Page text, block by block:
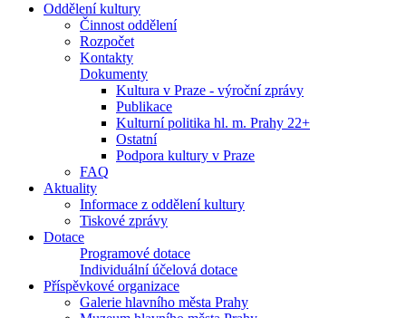
Oddělení kultury
Činnost oddělení
Rozpočet
Kontakty
Dokumenty
Kultura v Praze - výroční zprávy
Publikace
Kulturní politika hl. m. Prahy 22+
Ostatní
Podpora kultury v Praze
FAQ
Aktuality
Informace z oddělení kultury
Tiskové zprávy
Dotace
Programové dotace
Individuální účelová dotace
Příspěvkové organizace
Galerie hlavního města Prahy